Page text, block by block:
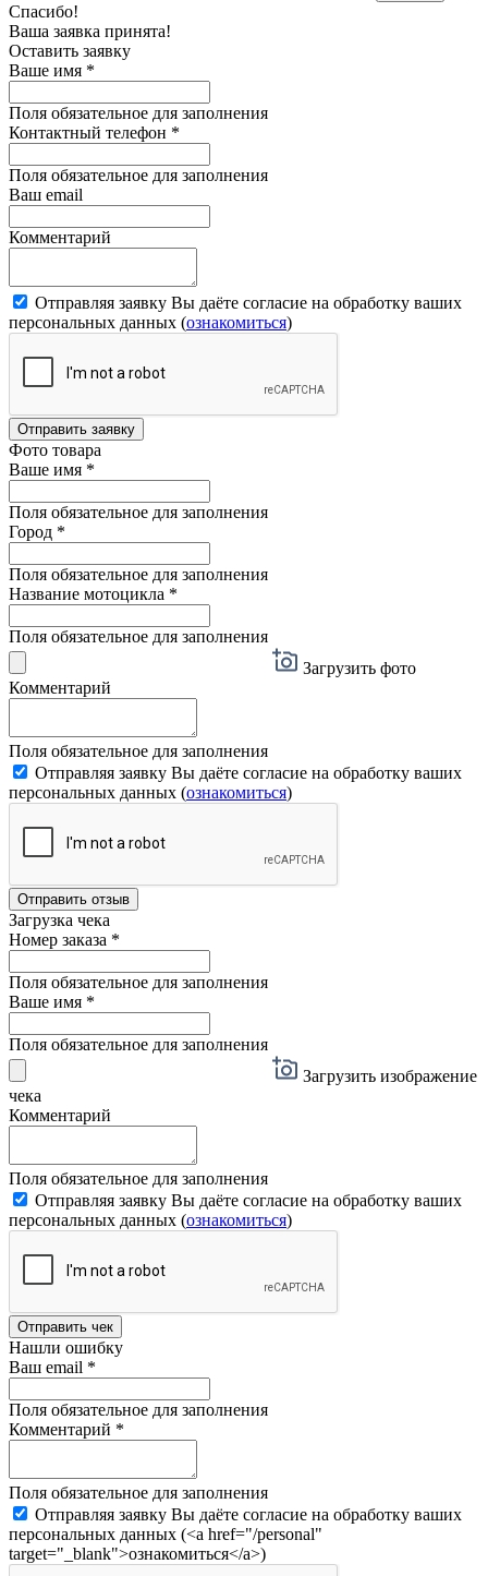
Спасибо!
Ваша заявка принята!
Оставить заявку
Ваше имя *
Поля обязательное для заполнения
Контактный телефон *
Поля обязательное для заполнения
Ваш email
Комментарий
Отправляя заявку Вы даёте согласие на обработку ваших
персональных данных (ознакомиться)
Отправить заявку
Фото товара
Ваше имя *
Поля обязательное для заполнения
Город *
Поля обязательное для заполнения
Название мотоцикла *
Поля обязательное для заполнения
Загрузить фото
Комментарий
Поля обязательное для заполнения
Отправляя заявку Вы даёте согласие на обработку ваших
персональных данных (ознакомиться)
Отправить отзыв
Загрузка чека
Номер заказа *
Поля обязательное для заполнения
Ваше имя *
Поля обязательное для заполнения
Загрузить изображение
чека
Комментарий
Поля обязательное для заполнения
Отправляя заявку Вы даёте согласие на обработку ваших
персональных данных (ознакомиться)
Отправить чек
Нашли ошибку
Ваш email *
Поля обязательное для заполнения
Комментарий *
Поля обязательное для заполнения
Отправляя заявку Вы даёте согласие на обработку ваших
персональных данных (<a href="/personal"
target="_blank">ознакомиться</a>)